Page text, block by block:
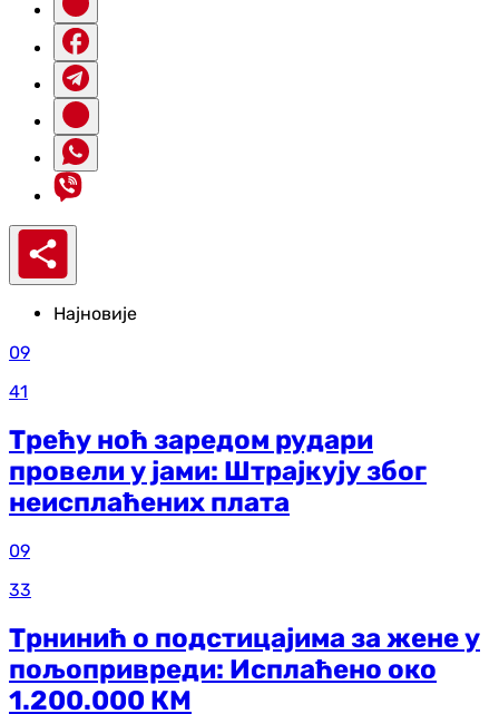
Најновије
09
41
Трећу ноћ заредом рудари
провели у јами: Штрајкују због
неисплаћених плата
09
33
Трнинић о подстицајима за жене у
пољопривреди: Исплаћено око
1.200.000 КМ